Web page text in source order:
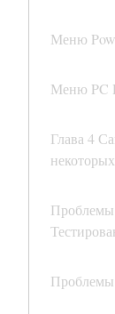
Меню
Меню PC
Глава 4
Проблемы